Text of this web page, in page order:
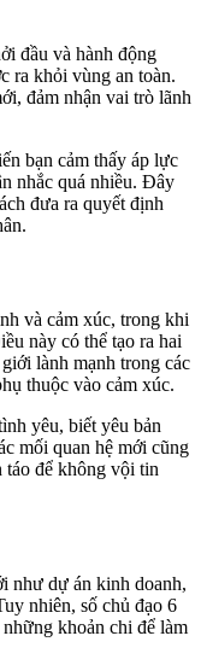
đầu và hành động
ra khỏi vùng an toàn.
đảm nhận vai trò lãnh
bạn cảm thấy áp lực
nhắc quá nhiều. Đây
đưa ra quyết định
và cảm xúc, trong khi
này có thể tạo ra hai
lành mạnh trong các
thuộc vào cảm xúc.
yêu, biết yêu bản
mối quan hệ mới cũng
táo để không vội tin
như dự án kinh doanh,
nhiên, số chủ đạo 6
khoản chi để làm